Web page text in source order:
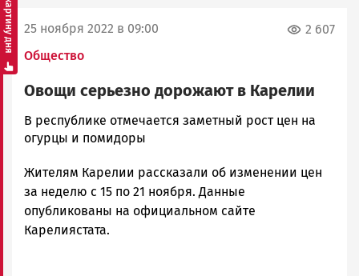
25 ноября 2022 в 09:00
Общество
2 607
Овощи серьезно дорожают в Карелии
Юрий
Каулио
Петрозаводска
и
Карелии
|
В республике отмечается заметный рост цен на
огурцы и помидоры
Жителям Карелии рассказали об изменении цен
за неделю с 15 по 21 ноября. Данные
опубликованы на официальном сайте
Карелиястата.